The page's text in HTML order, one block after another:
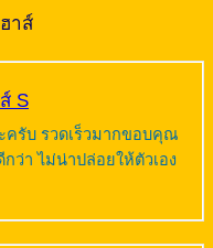
าส์
S
รับ รวดเร็วมากขอบคุณ
ว่า ไม่น่าปล่อยให้ตัวเอง